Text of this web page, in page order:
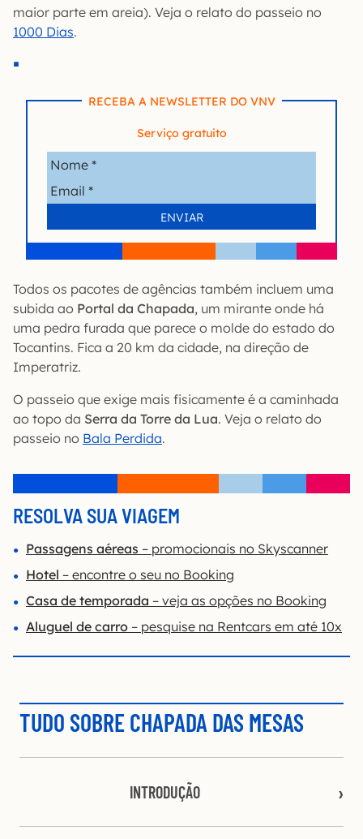
maior parte em areia). Veja o relato do passeio no
1000 Dias.
RECEBA A NEWSLETTER DO VNV
Serviço gratuito
Todos os pacotes de agências também incluem uma
subida ao Portal da Chapada, um mirante onde há
uma pedra furada que parece o molde do estado do
Tocantins. Fica a 20 km da cidade, na direção de
Imperatriz.
O passeio que exige mais fisicamente é a caminhada
ao topo da Serra da Torre da Lua. Veja o relato do
passeio no Bala Perdida.
RESOLVA SUA VIAGEM
Passagens aéreas – promocionais no Skyscanner
Hotel – encontre o seu no Booking
Casa de temporada – veja as opções no Booking
Aluguel de carro – pesquise na Rentcars em até 10x
TUDO SOBRE CHAPADA DAS MESAS
INTRODUÇÃO